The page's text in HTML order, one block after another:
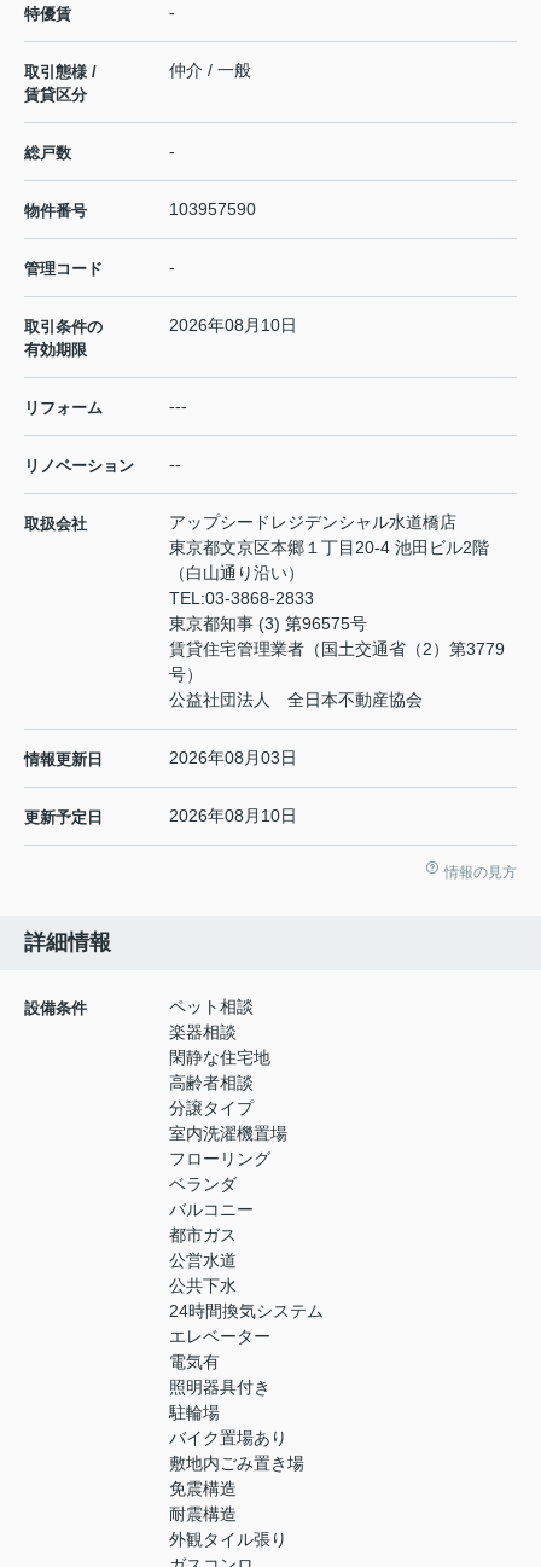
特優賃 -
取引態様 /
賃貸区分
仲介 / 一般
総戸数 -
物件番号 103957590
管理コード -
取引条件の
有効期限
2026年08月10日
リフォーム ---
リノベーション --
取扱会社
アップシードレジデンシャル水道橋店
東京都文京区本郷１丁目20-4 池田ビル2階
（白山通り沿い）
TEL:03-3868-2833
東京都知事 (3) 第96575号
賃貸住宅管理業者（国土交通省（2）第3779
号）
公益社団法人 全日本不動産協会
情報更新日 2026年08月03日
更新予定日 2026年08月10日
情報の見方
詳細情報
設備条件
ペット相談
楽器相談
閑静な住宅地
高齢者相談
分譲タイプ
室内洗濯機置場
フローリング
ベランダ
バルコニー
都市ガス
公営水道
公共下水
24時間換気システム
エレベーター
電気有
照明器具付き
駐輪場
バイク置場あり
敷地内ごみ置き場
免震構造
耐震構造
外観タイル張り